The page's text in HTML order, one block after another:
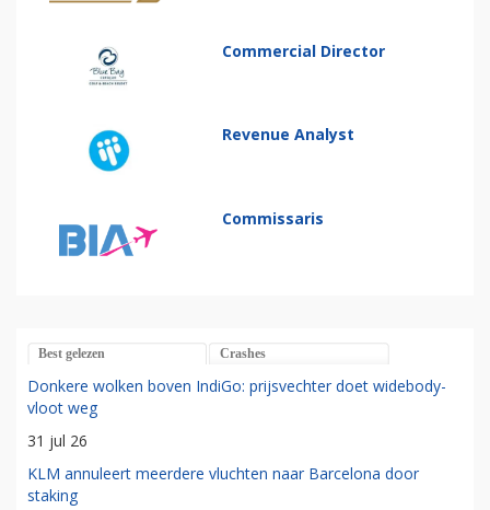
Commercial Director
Revenue Analyst
Commissaris
Best gelezen Crashes
Donkere wolken boven IndiGo: prijsvechter doet widebody-
vloot weg
31 jul 26
KLM annuleert meerdere vluchten naar Barcelona door
staking